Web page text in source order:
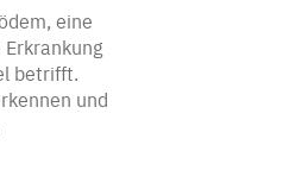
eine
betrifft.
und